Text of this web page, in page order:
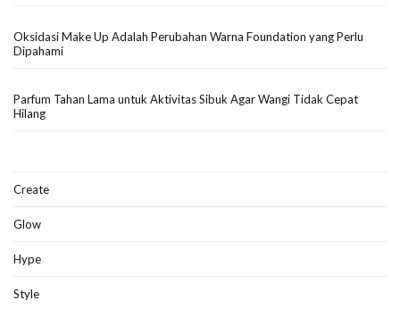
Oksidasi Make Up Adalah Perubahan Warna Foundation yang Perlu
Dipahami
Parfum Tahan Lama untuk Aktivitas Sibuk Agar Wangi Tidak Cepat
Hilang
Create
Glow
Hype
Style